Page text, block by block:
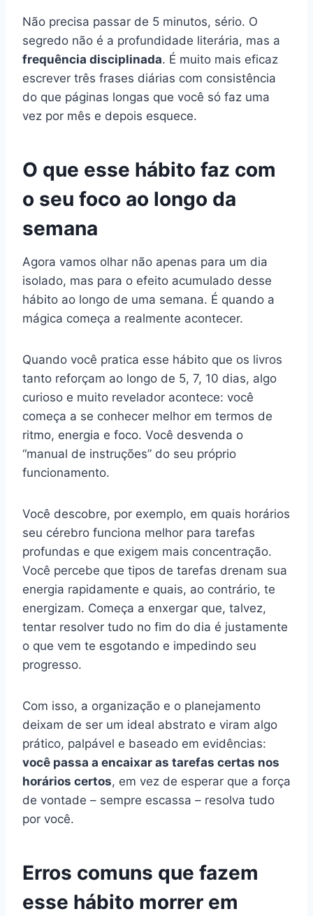
Não precisa passar de 5 minutos, sério. O
segredo não é a profundidade literária, mas a
frequência disciplinada. É muito mais eficaz
escrever três frases diárias com consistência
do que páginas longas que você só faz uma
vez por mês e depois esquece.
O que esse hábito faz com
o seu foco ao longo da
semana
Agora vamos olhar não apenas para um dia
isolado, mas para o efeito acumulado desse
hábito ao longo de uma semana. É quando a
mágica começa a realmente acontecer.
Quando você pratica esse hábito que os livros
tanto reforçam ao longo de 5, 7, 10 dias, algo
curioso e muito revelador acontece: você
começa a se conhecer melhor em termos de
ritmo, energia e foco. Você desvenda o
“manual de instruções” do seu próprio
funcionamento.
Você descobre, por exemplo, em quais horários
seu cérebro funciona melhor para tarefas
profundas e que exigem mais concentração.
Você percebe que tipos de tarefas drenam sua
energia rapidamente e quais, ao contrário, te
energizam. Começa a enxergar que, talvez,
tentar resolver tudo no fim do dia é justamente
o que vem te esgotando e impedindo seu
progresso.
Com isso, a organização e o planejamento
deixam de ser um ideal abstrato e viram algo
prático, palpável e baseado em evidências:
você passa a encaixar as tarefas certas nos
horários certos, em vez de esperar que a força
de vontade – sempre escassa – resolva tudo
por você.
Erros comuns que fazem
esse hábito morrer em